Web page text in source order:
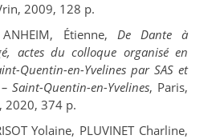
2009, 128 p.
NHEIM, Étienne, De Dante à
actes du colloque organisé en
Quentin-en-Yvelines par SAS et
Saint-Quentin-en-Yvelines, Paris,
2020, 374 p.
Yolaine, PLUVINET Charline,